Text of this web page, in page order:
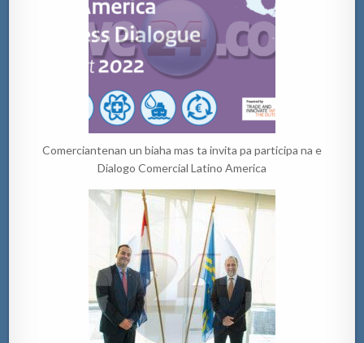
Comerciantenan un biaha mas ta invita pa participa na e
Dialogo Comercial Latino America